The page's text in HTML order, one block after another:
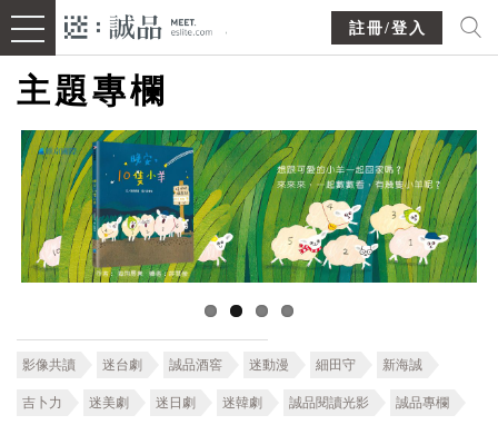
註冊/登入
主題專欄
影像共讀 迷台劇 誠品酒窖 迷動漫 細田守 新海誠
吉卜力 迷美劇 迷日劇 迷韓劇 誠品閱讀光影 誠品專欄